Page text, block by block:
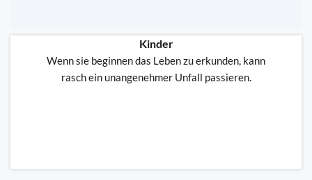
Kinder
Wenn sie beginnen das Leben zu erkunden, kann
rasch ein unangenehmer Unfall passieren.